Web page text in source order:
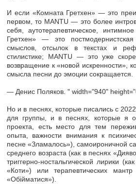
И если «Комната Гретхен» — это
первом, то MANTU — это более
себя, аутотерапевтическое,
Гретхен» — это
смыслов, отсылок в текстах и
стилистике; MANTU — это уже
возвращение к «новой искренности»,
смысла песни до эмоции сокращается.
— Денис Поляков. " width="940"
Но и в песнях, которые писались с
для группы, и в песнях, которые я
проекта, есть место для тем
опыта, важности внимания к
песне «Зламалось»), самоироничной
среднего возраста (как в песнях
триггерно-ностальгической лирики
«Коти») или терапевтических мантр
«Обійматися»).